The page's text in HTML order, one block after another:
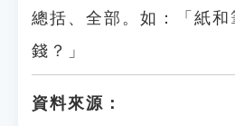
總括、全部。如：「紙和
錢？」
資料來源：